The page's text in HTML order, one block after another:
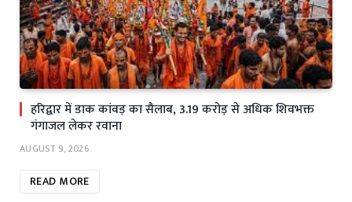
हरिद्वार में डाक कांवड़ का सैलाब, 3.19 करोड़ से अधिक शिवभक्त
गंगाजल लेकर रवाना
AUGUST 9, 2026
READ MORE